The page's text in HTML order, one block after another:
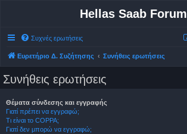
Hellas Saab Forum
Συχνές ερωτήσεις
Ευρετήριο Δ. Συζήτησης Συνήθεις ερωτήσεις
Συνήθεις ερωτήσεις
Θέματα σύνδεσης και εγγραφής
Γιατί πρέπει να εγγραφώ;
Τι είναι το COPPA;
Γιατί δεν μπορώ να εγγραφώ;